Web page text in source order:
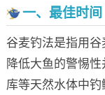
一、最佳时间
谷麦钓法是指用
降低大鱼的警惕
库等天然水体中